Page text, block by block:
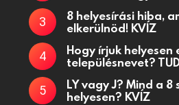
8 helyesírási hiba,
elkerülnöd! KVÍZ
Hogy írjuk helyesen
településnevet?
LY vagy J? Mind a
helyesen? KVÍZ